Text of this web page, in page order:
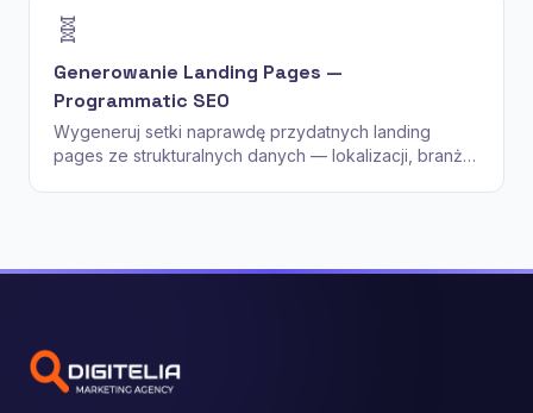
🧬
Generowanie Landing Pages —
Programmatic SEO
Wygeneruj setki naprawdę przydatnych landing
pages ze strukturalnych danych — lokalizacji, branż,